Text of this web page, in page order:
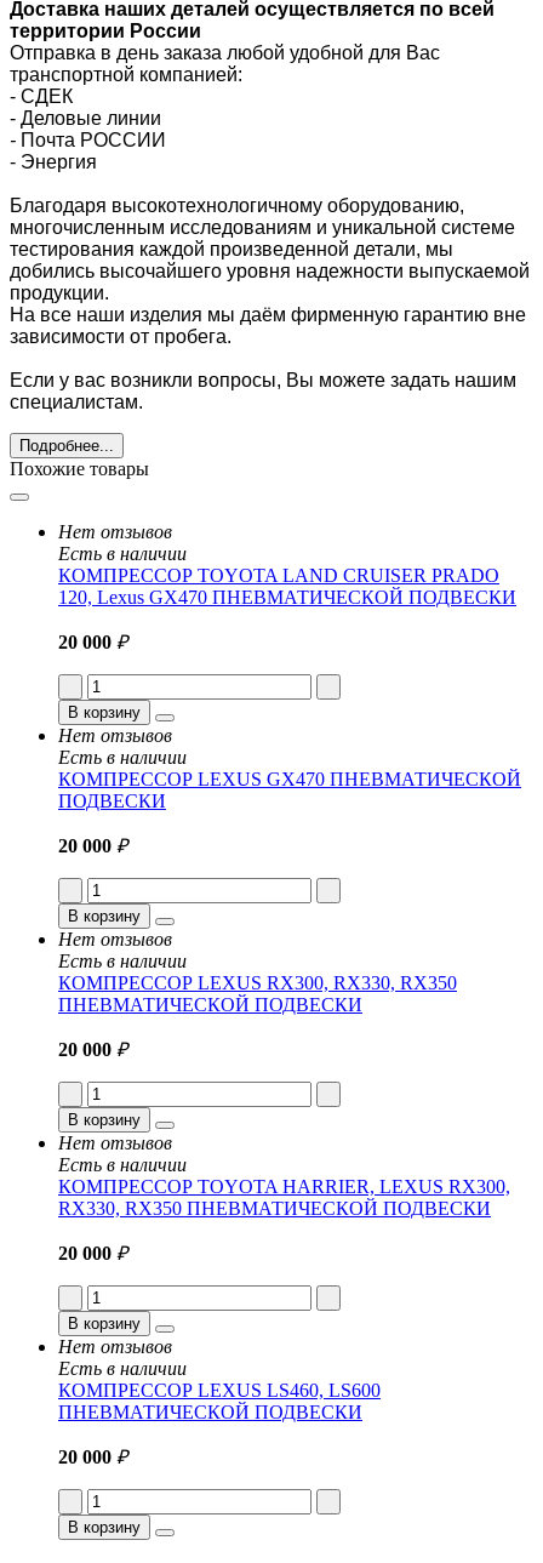
Доставка наших деталей осуществляется по всей
территории России
Отправка в день заказа любой удобной для Вас
транспортной компанией:
- СДЕК
- Деловые линии
- Почта РОССИИ
- Энергия
Благодаря высокотехнологичному оборудованию,
многочисленным исследованиям и уникальной системе
тестирования каждой произведенной детали, мы
добились высочайшего уровня надежности выпускаемой
продукции.
На все наши изделия мы даём фирменную гарантию вне
зависимости от пробега.
Если у вас возникли вопросы, Вы можете задать нашим
специалистам.
Подробнее...
Похожие товары
Нет отзывов
Есть в наличии
КОМПРЕССОР TOYOTA LAND CRUISER PRADO
120, Lexus GX470 ПНЕВМАТИЧЕСКОЙ ПОДВЕСКИ
20 000 ₽
В корзину
Нет отзывов
Есть в наличии
КОМПРЕССОР LEXUS GX470 ПНЕВМАТИЧЕСКОЙ
ПОДВЕСКИ
20 000 ₽
В корзину
Нет отзывов
Есть в наличии
КОМПРЕССОР LEXUS RX300, RX330, RX350
ПНЕВМАТИЧЕСКОЙ ПОДВЕСКИ
20 000 ₽
В корзину
Нет отзывов
Есть в наличии
КОМПРЕССОР TOYOTA HARRIER, LEXUS RX300,
RX330, RX350 ПНЕВМАТИЧЕСКОЙ ПОДВЕСКИ
20 000 ₽
В корзину
Нет отзывов
Есть в наличии
КОМПРЕССОР LEXUS LS460, LS600
ПНЕВМАТИЧЕСКОЙ ПОДВЕСКИ
20 000 ₽
В корзину